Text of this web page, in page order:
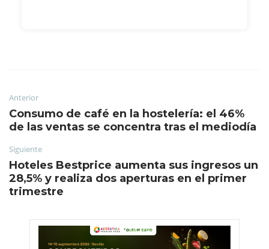
Anterior
Consumo de café en la hostelería: el 46%
de las ventas se concentra tras el mediodía
Siguiente
Hoteles Bestprice aumenta sus ingresos un
28,5% y realiza dos aperturas en el primer
trimestre